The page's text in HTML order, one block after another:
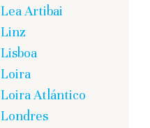
Lea Artibai
Linz
Lisboa
Loira
Loira Atlántico
Londres